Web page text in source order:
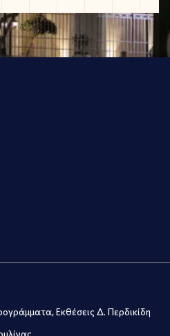
Εκθέσεις Δ. Περδικίδη